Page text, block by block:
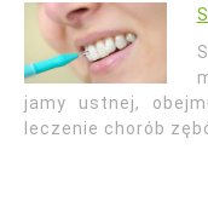
jamy ustnej,
leczenie chorób